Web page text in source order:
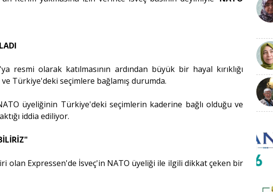
resmi olarak katılmasının ardından büyük bir hayal kırıklığı
Türkiye'deki seçimlere bağlamış durumda.
üyeliğinin Türkiye'deki seçimlerin kaderine bağlı olduğu ve
iddia ediliyor.
olan Expressen'de İsveç'in NATO üyeliği ile ilgili dikkat çeken bir